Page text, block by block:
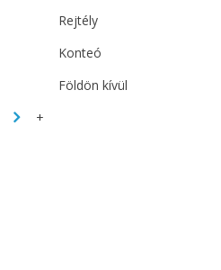
Rejtély
Konteó
Földön kívül
+